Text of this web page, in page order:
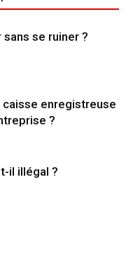
se ruiner ?
enregistreuse
?
il illégal ?